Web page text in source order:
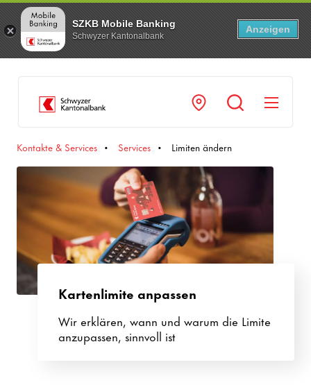
SZKB Mobile Banking
Schwyzer Kantonalbank
Anzeigen
Kontakte & Services Services Limiten ändern
Kartenlimite anpassen
Wir erklären, wann und warum die Limite
anzupassen, sinnvoll ist